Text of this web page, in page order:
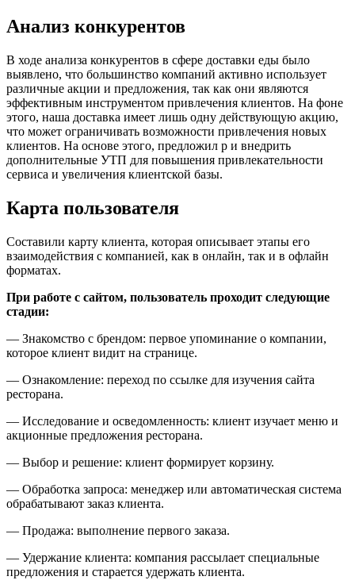
Анализ конкурентов
В ходе анализа конкурентов в сфере доставки еды было
выявлено, что большинство компаний активно использует
различные акции и предложения, так как они являются
эффективным инструментом привлечения клиентов. На фоне
этого, наша доставка имеет лишь одну действующую акцию,
что может ограничивать возможности привлечения новых
клиентов. На основе этого, предложил р и внедрить
дополнительные УТП для повышения привлекательности
сервиса и увеличения клиентской базы.
Карта пользователя
Составили карту клиента, которая описывает этапы его
взаимодействия с компанией, как в онлайн, так и в офлайн
форматах.
При работе с сайтом, пользователь проходит следующие
стадии:
— Знакомство с брендом: первое упоминание о компании,
которое клиент видит на странице.
— Ознакомление: переход по ссылке для изучения сайта
ресторана.
— Исследование и осведомленность: клиент изучает меню и
акционные предложения ресторана.
— Выбор и решение: клиент формирует корзину.
— Обработка запроса: менеджер или автоматическая система
обрабатывают заказ клиента.
— Продажа: выполнение первого заказа.
— Удержание клиента: компания рассылает специальные
предложения и старается удержать клиента.